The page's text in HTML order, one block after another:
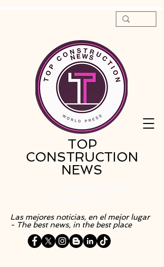
TOP
CONSTRUCTION
NEWS
Las mejores noticias, en el mejor lugar
- The best news, in the best place